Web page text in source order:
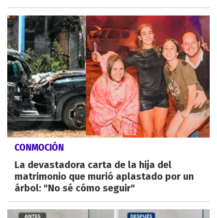
CONMOCIÓN
La devastadora carta de la hija del
matrimonio que murió aplastado por un
árbol: "No sé cómo seguir"